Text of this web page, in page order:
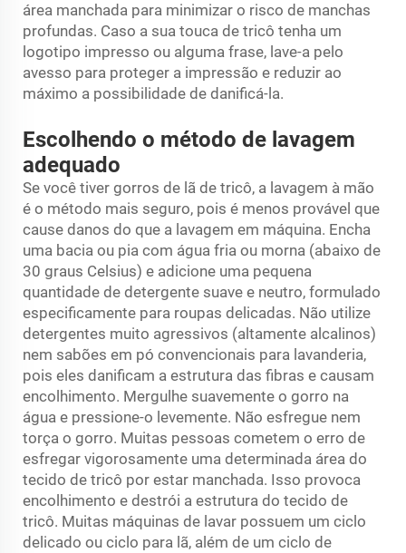
área manchada para minimizar o risco de manchas
profundas. Caso a sua touca de tricô tenha um
logotipo impresso ou alguma frase, lave-a pelo
avesso para proteger a impressão e reduzir ao
máximo a possibilidade de danificá-la.
Escolhendo o método de lavagem
adequado
Se você tiver gorros de lã de tricô, a lavagem à mão
é o método mais seguro, pois é menos provável que
cause danos do que a lavagem em máquina. Encha
uma bacia ou pia com água fria ou morna (abaixo de
30 graus Celsius) e adicione uma pequena
quantidade de detergente suave e neutro, formulado
especificamente para roupas delicadas. Não utilize
detergentes muito agressivos (altamente alcalinos)
nem sabões em pó convencionais para lavanderia,
pois eles danificam a estrutura das fibras e causam
encolhimento. Mergulhe suavemente o gorro na
água e pressione-o levemente. Não esfregue nem
torça o gorro. Muitas pessoas cometem o erro de
esfregar vigorosamente uma determinada área do
tecido de tricô por estar manchada. Isso provoca
encolhimento e destrói a estrutura do tecido de
tricô. Muitas máquinas de lavar possuem um ciclo
delicado ou ciclo para lã, além de um ciclo de